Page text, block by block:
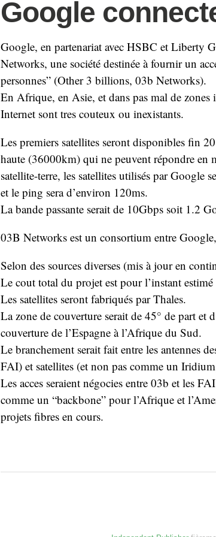
Google
Google, en partenariat avec HSBC et Liberty
Networks, une société destinée à fournir un
personnes” (Other 3 billions, 03b Networks).
En Afrique, en Asie, et dans pas mal de zones
Internet sont tres couteux ou inexistants.
Les premiers satellites seront disponibles fin
haute (36000km) qui ne peuvent répondre en
satellite-terre, les satellites utilisés par Google
et le ping sera d’environ 120ms.
La bande passante serait de 10Gbps soit 1.2
03B Networks est un consortium entre
Selon des sources diverses (mis à jour en
Le cout total du projet est pour l’instant
Les satellites seront fabriqués par Thales.
La zone de couverture serait de 45° de part et
couverture de l’Espagne à l’Afrique du Sud.
Le branchement serait fait entre les antennes
FAI) et satellites (et non pas comme un
Les acces seraient négocies entre 03b et les
comme un “backbone” pour l’Afrique et
projets fibres en cours.